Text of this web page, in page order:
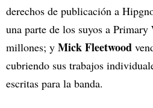
derechos de publicación a
una parte de los suyos a
millones; y Mick Fleetwood
cubriendo sus trabajos
escritas para la banda.